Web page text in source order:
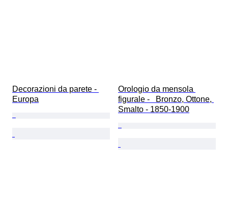
Decorazioni da parete -
Europa
Orologio da mensola
figurale -   Bronzo, Ottone,
Smalto - 1850-1900